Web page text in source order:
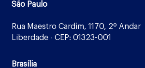
São Paulo
Rua Maestro Cardim, 1170, 2º Andar
Liberdade - CEP: 01323-001
Brasília